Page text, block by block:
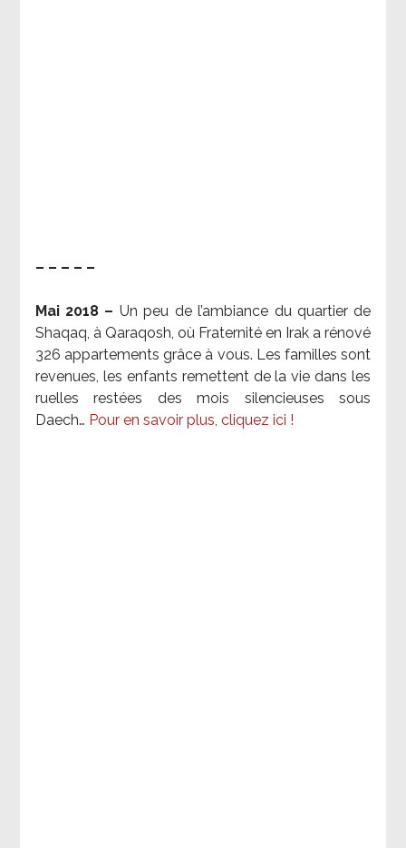
– – – – –
Mai 2018 – Un peu de l’ambiance du quartier de
Shaqaq, à Qaraqosh, où Fraternité en Irak a rénové
326 appartements grâce à vous. Les familles sont
revenues, les enfants remettent de la vie dans les
ruelles restées des mois silencieuses sous
Daech… Pour en savoir plus, cliquez ici !